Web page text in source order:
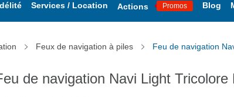
Services / Location Actions Promos Blog
Feux de navigation à piles Feu de navigation
de navigation Navi Light Tricolore